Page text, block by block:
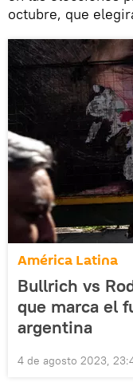
octubre, que
América Latina
Bullrich vs
que marca el
argentina
4 de agosto 2023,